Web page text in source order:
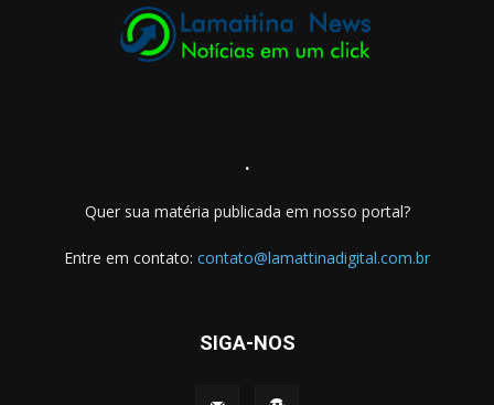
.
Quer sua matéria publicada em nosso portal?
Entre em contato: contato@lamattinadigital.com.br
SIGA-NOS